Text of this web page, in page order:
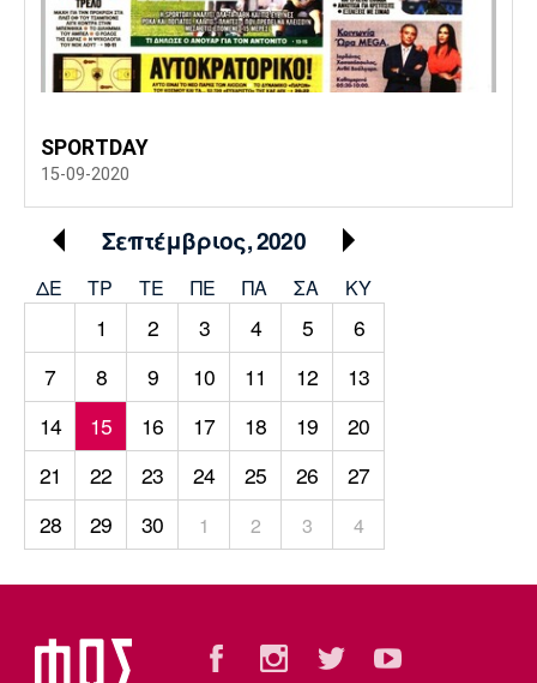
SPORTDAY
15-09-2020
Σεπτέμβριος, 2020
ΔΕ ΤΡ TΕ ΠΕ ΠΑ ΣΑ ΚΥ
1 2 3 4 5
6
7
8 9 10 11 12
13
14
15 16 17 18 19
20
21
22 23 24 25 26
27
28
29 30 1 2 3 4